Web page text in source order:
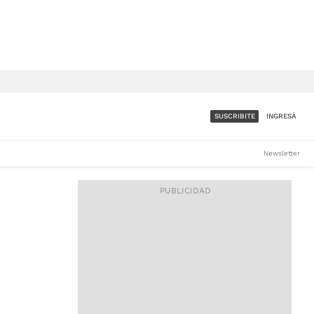
ACCESO FULL - $1.800/MES
SUSCRIBITE INGRESÁ
Newsletter